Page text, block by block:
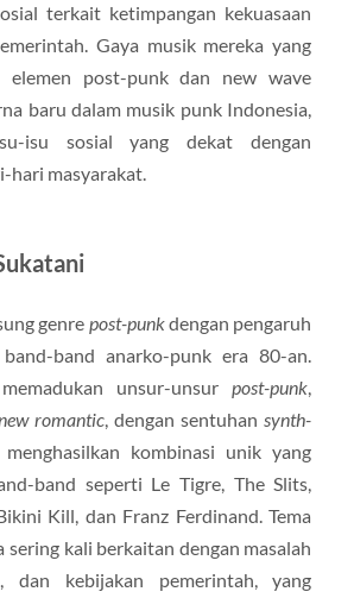
terkait ketimpangan kekuasaan
Gaya musik mereka yang
elemen post-punk dan new wave
baru dalam musik punk Indonesia,
isu sosial yang dekat dengan
hari masyarakat.
genre post-punkdengan pengaruh
band anarko-punk era 80-an.
unsur-unsurpost-punk,
romantic, dengan sentuhansynth-
kombinasi unik yang
band seperti Le Tigre, The Slits,
Kill, dan Franz Ferdinand. Tema
sering kali berkaitan dengan masalah
dan kebijakan pemerintah, yang